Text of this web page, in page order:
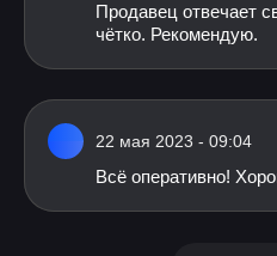
Продавец отвечает
чётко. Рекомендую.
22 мая 2023 - 09:04
Всё оперативно!